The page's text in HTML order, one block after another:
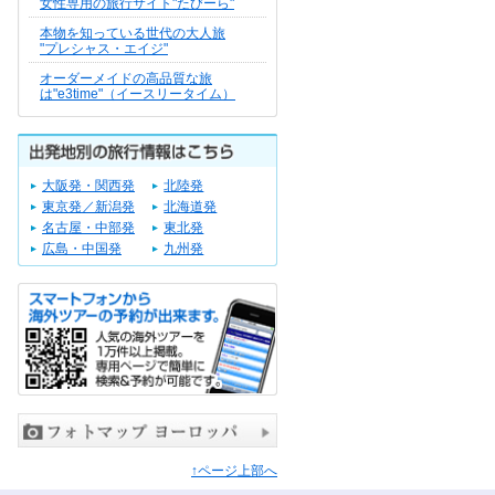
女性専用の旅行サイト"たびーら"
本物を知っている世代の大人旅
"プレシャス・エイジ"
オーダーメイドの高品質な旅
は"e3time"（イースリータイム）
大阪発・関西発
北陸発
東京発／新潟発
北海道発
名古屋・中部発
東北発
広島・中国発
九州発
↑ページ上部へ